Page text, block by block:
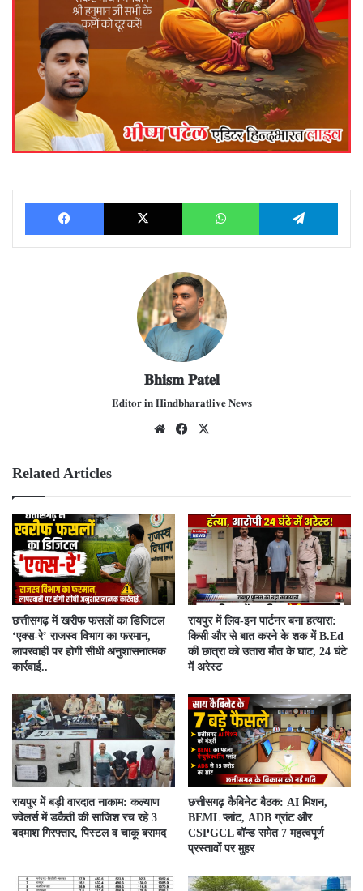
Facebook X WhatsApp
𝐁𝐡𝐢𝐬𝐦 𝐏𝐚𝐭𝐞𝐥
𝐄𝐝𝐢𝐭𝐨𝐫 𝐢𝐧 𝐇𝐢𝐧𝐝𝐛𝐡𝐚𝐫𝐚𝐭𝐥𝐢𝐯𝐞 𝐍𝐞𝐰𝐬
We
Fac
Related Articles
​छत्तीसगढ़ में खरीफ फसलों का डिजिटल
‘एक्स-रे’ राजस्व विभाग का फरमान,
लापरवाही पर होगी सीधी अनुशासनात्मक
कार्रवाई..
रायपुर में लिव-इन पार्टनर बना हत्यारा:
किसी और से बात करने के शक में B.Ed
की छात्रा को उतारा मौत के घाट, 24 घंटे
में अरेस्ट
रायपुर में बड़ी वारदात नाकाम: कल्याण
ज्वेलर्स में डकैती की साजिश रच रहे 3
बदमाश गिरफ्तार, पिस्टल व चाकू बरामद
छत्तीसगढ़ कैबिनेट बैठक: AI मिशन,
BEML प्लांट, ADB ग्रांट और
CSPGCL बॉन्ड समेत 7 महत्वपूर्ण
प्रस्तावों पर मुहर